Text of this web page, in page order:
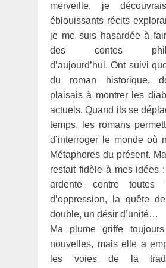
merveille, je
éblouissants récits
je me suis hasardée à
des contes
d’aujourd’hui. Ont suivi
du roman historique,
plaisais à montrer les
actuels. Quand ils se
temps, les romans
d’interroger le monde où
Métaphores du présent.
restait fidèle à mes idées
ardente contre toutes
d’oppression, la quête
double, un désir d’unité…
Ma plume griffe
nouvelles, mais elle a
les voies de la